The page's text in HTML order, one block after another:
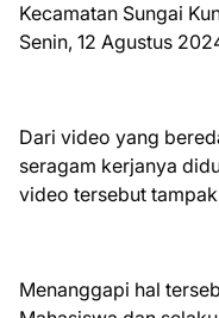
Kecamatan Sungai
Senin, 12 Agustus
Dari video yang
seragam kerjanya
video tersebut
Menanggapi hal